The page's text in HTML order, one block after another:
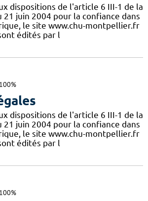
dispositions de l'article 6 III-1 de la
21 juin 2004 pour la confiance dans
le site www.chu-montpellier.fr
édités par l
100%
dispositions de l'article 6 III-1 de la
21 juin 2004 pour la confiance dans
le site www.chu-montpellier.fr
édités par l
100%